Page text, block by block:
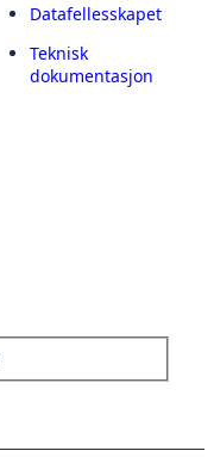
Datafellesskapet
Teknisk
dokumentasjon